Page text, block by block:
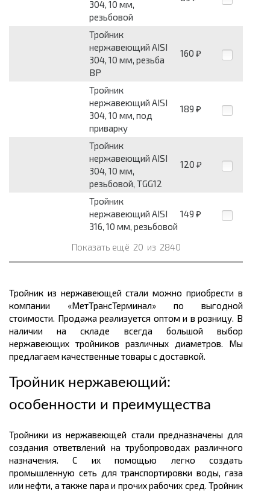
304, 10 мм,
резьбовой
Тройник
нержавеющий AISI
304, 10 мм, резьба
ВР
160 ₽
Тройник
нержавеющий AISI
304, 10 мм, под
приварку
189 ₽
Тройник
нержавеющий AISI
304, 10 мм,
резьбовой, TGG12
120 ₽
Тройник
нержавеющий AISI
316, 10 мм, резьбовой
149 ₽
Показать ещё 20 из 2840
Тройник из нержавеющей стали можно приобрести в
компании «МетТрансТерминал» по выгодной
стоимости. Продажа реализуется оптом и в розницу. В
наличии на складе всегда большой выбор
нержавеющих тройников различных диаметров. Мы
предлагаем качественные товары с доставкой.
Тройник нержавеющий:
особенности и преимущества
Тройники из нержавеющей стали предназначены для
создания ответвлений на трубопроводах различного
назначения. С их помощью легко создать
промышленную сеть для транспортировки воды, газа
или нефти, а также пара и прочих рабочих сред. Тройник